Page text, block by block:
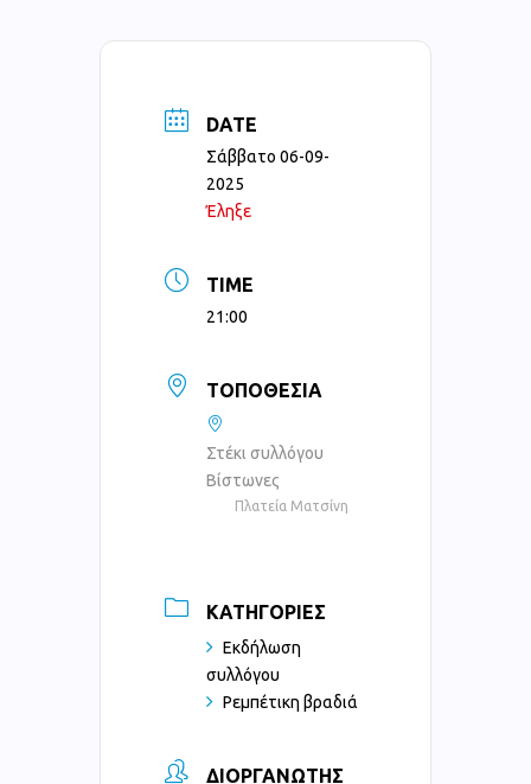
DATE
Σάββατο 06-09-
2025
Έληξε
TIME
21:00
ΤΟΠΟΘΕΣΊΑ
Στέκι συλλόγου
Βίστωνες
Πλατεία Ματσίνη
ΚΑΤΗΓΟΡΊΕΣ
Εκδήλωση
συλλόγου
Ρεμπέτικη βραδιά
ΔΙΟΡΓΑΝΩΤΉΣ